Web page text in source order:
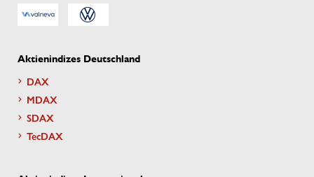
Aktienindizes Deutschland
DAX
MDAX
SDAX
TecDAX